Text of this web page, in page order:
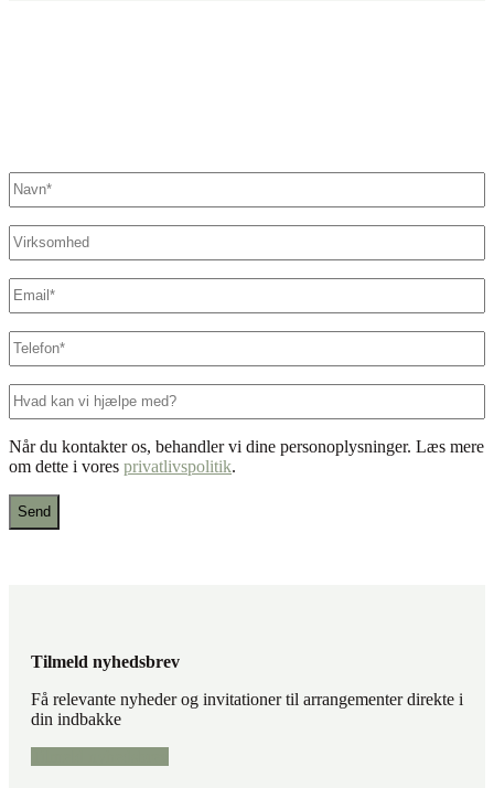
Navn *
Virksomhed
E-
Telefon*
Hvad
hjælpe
med?
Når du kontakter os, behandler vi dine personoplysninger. Læs mere
om dette i vores privatlivspolitik.
Tilmeld nyhedsbrev
Få relevante nyheder og invitationer til arrangementer direkte i
din indbakke